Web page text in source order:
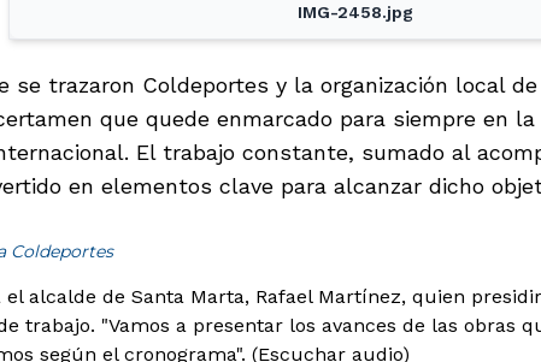
IMG-2458.jpg
se trazaron Coldeportes y la organización local
que quede enmarcado para siempre en
El trabajo constante, sumado al
en elementos clave para alcanzar dicho
Coldeportes
alcalde de Santa Marta, Rafael Martínez, quien
trabajo. "Vamos a presentar los avances de las obras
según el cronograma". (Escuchar audio)